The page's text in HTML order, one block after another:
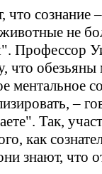
что
не
Профессор
что
ментальное
–
Так,
как
знают, что